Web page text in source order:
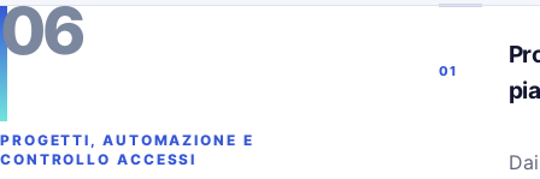
06
PROGETTI, AUTOMAZIONE E
CONTROLLO ACCESSI
01